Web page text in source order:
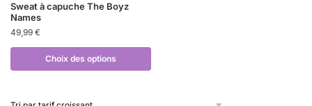
Sweat à capuche The Boyz
Names
49,99 €
Choix des options